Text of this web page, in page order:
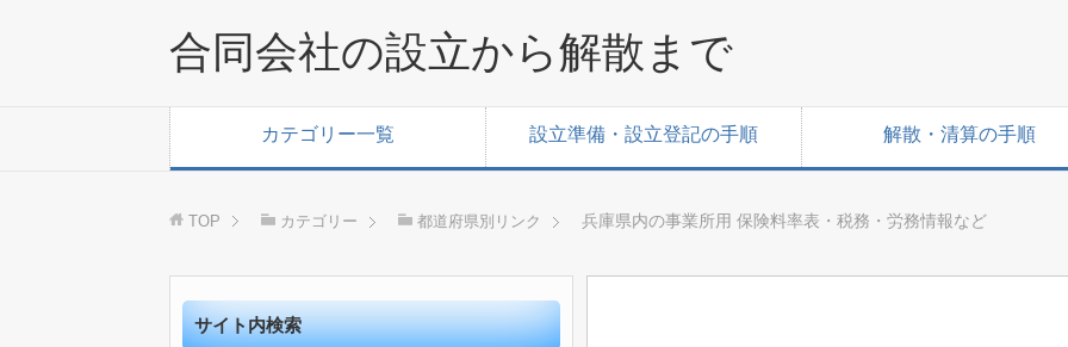
合同会社の設立から解散まで
カテゴリー一覧 設立準備・設立登記の手順 解散・清算の手順
TOP カテゴリー 都道府県別リンク 兵庫県内の事業所用 保険料率表・税務・労務情報など
サイト内検索